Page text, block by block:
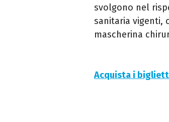
svolgono nel
sanitaria vigenti,
mascherina
Acquista i